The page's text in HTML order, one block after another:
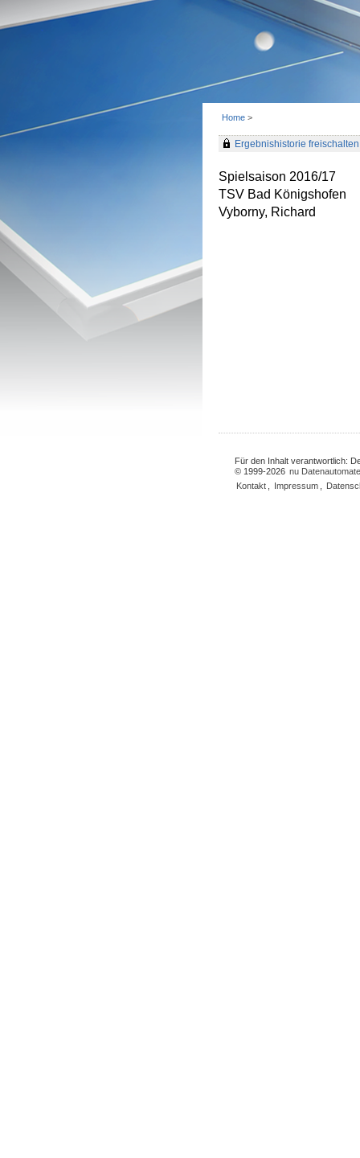
Home >
Ergebnishistorie freischalten
Spielsaison 2016/17
TSV Bad Königshofen
Vyborny, Richard
Für den Inhalt verantwortlich:
© 1999-2026 nu
Kontakt
Impressum